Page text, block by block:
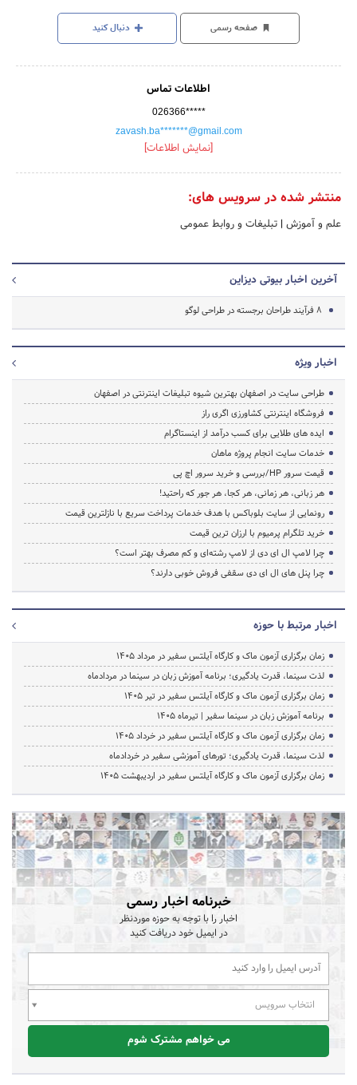
صفحه رسمی دنبال کنید
اطلاعات تماس
026366*****
zavash.ba*******@gmail.com
[نمایش اطلاعات]
منتشر شده در سرویس های:
علم و آموزش | تبلیغات و روابط عمومی
آخرین اخبار بیوتی دیزاین
8 فرآیند طراحان برجسته در طراحی لوگو
اخبار ویژه
طراحی سایت در اصفهان بهترین شیوه تبلیغات اینترنتی در اصفهان
فروشگاه اینترنتی کشاورزی اگری راز
ایده های طلایی برای کسب درآمد از اینستاگرام
خدمات سایت انجام پروژه ماهان
قیمت سرور HP/بررسی و خرید سرور اچ پی
هر زبانی، هر زمانی، هر کجا، هر جور که راحتید!
رونمایی از سایت بلوباکس با هدف خدمات پرداخت سریع با نازلترین قیمت
خرید تلگرام پرمیوم با ارزان ترین قیمت
چرا لامپ ال ای دی از لامپ رشته‌ای و کم مصرف بهتر است؟
چرا پنل های ال ای دی سقفی فروش خوبی دارند؟
اخبار مرتبط با حوزه
زمان برگزاری آزمون ماک و کارگاه آیلتس سفیر در مرداد 1405
لذت سینما، قدرت یادگیری؛ برنامه آموزش زبان در سینما در مردادماه
زمان برگزاری آزمون ماک و کارگاه آیلتس سفیر در تیر 1405
برنامه آموزش زبان در سینما سفیر | تیرماه ۱۴۰۵
زمان برگزاری آزمون ماک و کارگاه آیلتس سفیر در خرداد 1405
لذت سینما، قدرت یادگیری؛ تورهای آموزشی سفیر در خردادماه
زمان برگزاری آزمون ماک و کارگاه آیلتس سفیر در اردیبهشت 1405
خبرنامه اخبار رسمی
اخبار را با توجه به حوزه موردنظر
در ایمیل خود دریافت کنید
انتخاب سرویس
می خواهم مشترک شوم